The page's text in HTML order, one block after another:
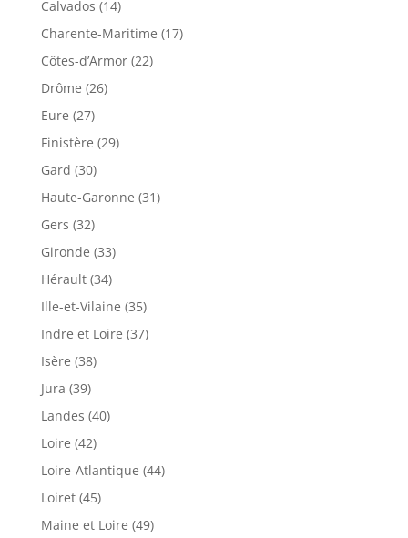
Calvados (14)
Charente-Maritime (17)
Côtes-d’Armor (22)
Drôme (26)
Eure (27)
Finistère (29)
Gard (30)
Haute-Garonne (31)
Gers (32)
Gironde (33)
Hérault (34)
Ille-et-Vilaine (35)
Indre et Loire (37)
Isère (38)
Jura (39)
Landes (40)
Loire (42)
Loire-Atlantique (44)
Loiret (45)
Maine et Loire (49)